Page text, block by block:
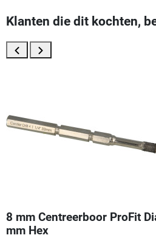
Klanten die dit kochten,
8 mm Centreerboor ProFit
mm Hex